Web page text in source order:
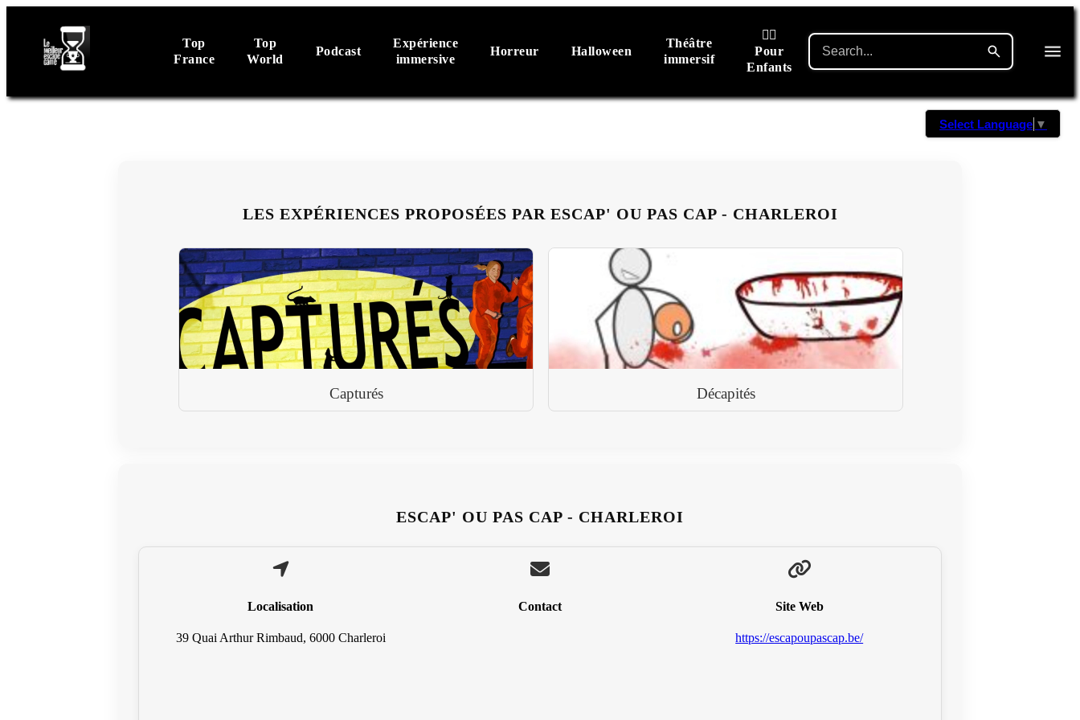
Top
France
Top
World
Podcast
Expérience
immersive
Horreur Halloween
Théâtre
immersif
🙋‍♂️
Pour
Enfants
Select Language ▼
LES EXPÉRIENCES PROPOSÉES PAR ESCAP' OU PAS CAP - CHARLEROI
Capturés Décapités
ESCAP' OU PAS CAP - CHARLEROI
Localisation
39 Quai Arthur Rimbaud, 6000 Charleroi
Contact Site Web
https://escapoupascap.be/